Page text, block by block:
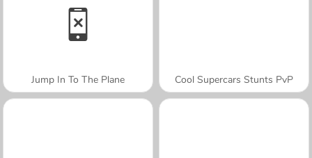
Jump In To The Plane Cool Supercars Stunts PvP